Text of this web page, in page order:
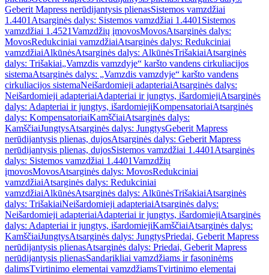
Geberit Mapress nerūdijantysis plienasSistemos vamzdžiai
1.4401 Atsarginės dalys: Sistemos vamzdžiai 1.4401 Sistemos
vamzdžiai 1.4521Vamzdžių įmovosMovosAtsarginės dalys:
MovosRedukciniai vamzdžiaiAtsarginės dalys: Redukciniai
vamzdžiaiAlkūnėsAtsarginės dalys: AlkūnėsTrišakiaiAtsarginės
dalys: Trišakiai„Vamzdis vamzdyje“ karšto vandens cirkuliacijos
sistemaAtsarginės dalys: „Vamzdis vamzdyje“ karšto vandens
cirkuliacijos sistemaNeišardomieji adapteriaiAtsarginės dalys:
Neišardomieji adapteriaiAdapteriai ir jungtys, išardomiejiAtsarginės
dalys: Adapteriai ir jungtys, išardomiejiKompensatoriaiAtsarginės
dalys: KompensatoriaiKamščiaiAtsarginės dalys:
KamščiaiJungtysAtsarginės dalys: JungtysGeberit Mapress
nerūdijantysis plienas, dujosAtsarginės dalys: Geberit Mapress
nerūdijantysis plienas, dujosSistemos vamzdžiai 1.4401 Atsarginės
dalys: Sistemos vamzdžiai 1.4401Vamzdžių
įmovosMovosAtsarginės dalys: MovosRedukciniai
vamzdžiaiAtsarginės dalys: Redukciniai
vamzdžiaiAlkūnėsAtsarginės dalys: AlkūnėsTrišakiaiAtsarginės
dalys: TrišakiaiNeišardomieji adapteriaiAtsarginės dalys:
Neišardomieji adapteriaiAdapteriai ir jungtys, išardomiejiAtsarginės
dalys: Adapteriai ir jungtys, išardomiejiKamščiaiAtsarginės dalys:
KamščiaiJungtysAtsarginės dalys: JungtysPriedai, Geberit Mapress
nerūdijantysis plienasAtsarginės dalys: Priedai, Geberit Mapress
nerūdijantysis plienasSandarikliai vamzdžiams ir fasoninėms
dalimsTvirtinimo elementai vamzdžiamsTvirtinimo elementai